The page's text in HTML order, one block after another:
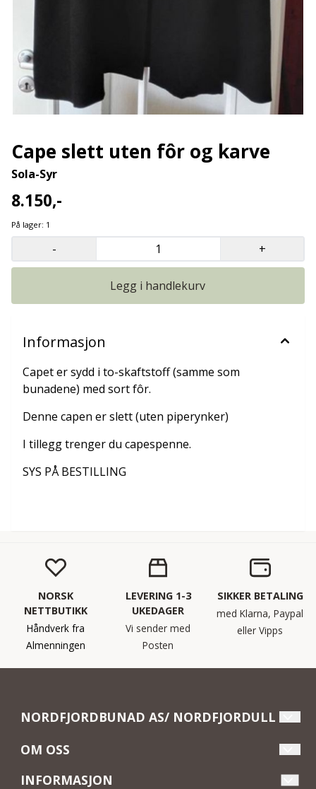
Cape slett uten fôr og karve
Sola-Syr
8.150,-
På lager: 1
- +
Legg i handlekurv
Informasjon
Capet er sydd i to-skaftstoff (samme som
bunadene) med sort fôr.
Denne capen er slett (uten piperynker)
I tillegg trenger du capespenne.
SYS PÅ BESTILLING
NORSK
NETTBUTIKK
Håndverk fra
Almenningen
LEVERING 1-3
UKEDAGER
Vi sender med
Posten
SIKKER BETALING
med Klarna, Paypal
eller Vipps
NORDFJORDBUNAD AS/ NORDFJORDULL
Almenningen. Vi skreddersyr Nordfjordbunad til dame
OM OSS
INFORMASJON